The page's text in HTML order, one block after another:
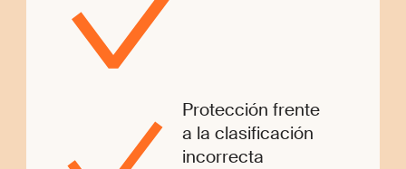
Protección frente
a la clasificación
incorrecta